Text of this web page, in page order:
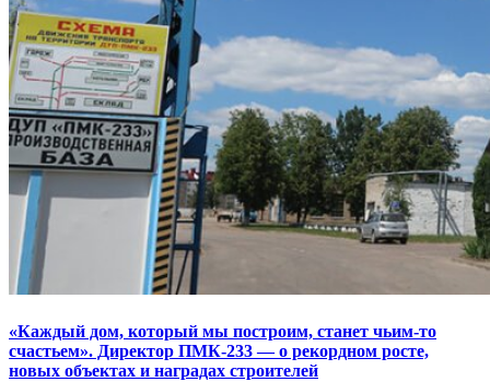
«Каждый дом, который мы построим, станет чьим-то
счастьем». Директор ПМК-233 — о рекордном росте,
новых объектах и наградах строителей